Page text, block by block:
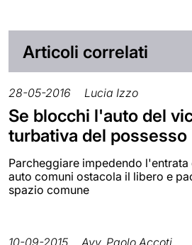
Articoli correlati
28-05-2016 Lucia Izzo
Se blocchi l'auto del
turbativa del possesso
Parcheggiare impedendo
auto comuni ostacola il libero e
spazio comune